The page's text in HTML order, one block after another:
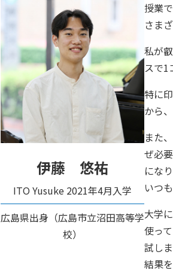
伊藤 悠祐
ITO Yusuke 2021年4月入学
広島県出身（広島市立沼田高等学
校）
授業
さま
私が
スで1
特に
から
また
ぜ必
にな
いつ
大学
使っ
試し
結果